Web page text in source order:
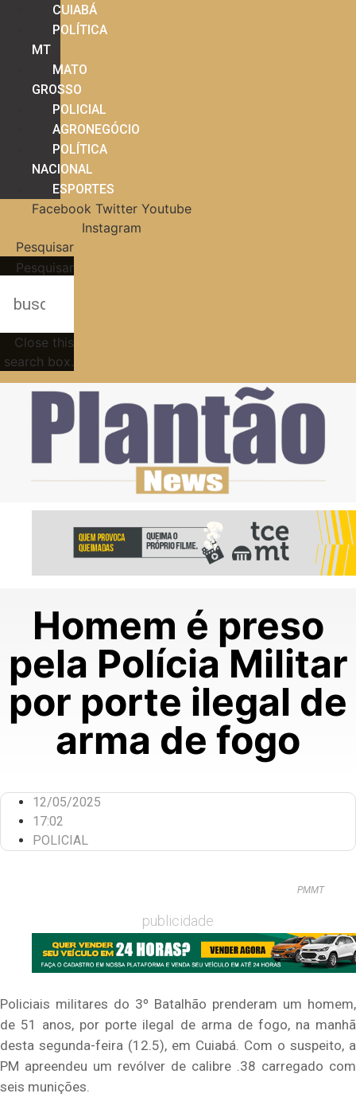
CUIABÁ
POLÍTICA
MT
MATO
GROSSO
POLICIAL
AGRONEGÓCIO
POLÍTICA
NACIONAL
ESPORTES
Facebook Twitter Youtube
Instagram
Pesquisar
Pesquisar
Close this
search box.
Homem é preso
pela Polícia Militar
por porte ilegal de
arma de fogo
12/05/2025
17:02
POLICIAL
PMMT
publicidade
Policiais militares do 3º Batalhão prenderam um homem,
de 51 anos, por porte ilegal de arma de fogo, na manhã
desta segunda-feira (12.5), em Cuiabá. Com o suspeito, a
PM apreendeu um revólver de calibre .38 carregado com
seis munições.